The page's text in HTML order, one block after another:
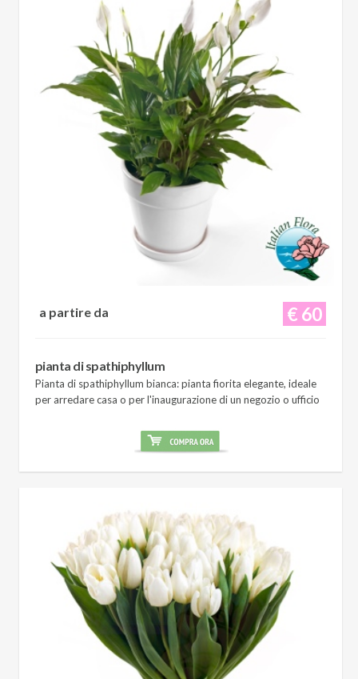
€ 60
a partire da
pianta di spathiphyllum
Pianta di spathiphyllum bianca: pianta fiorita elegante, ideale
per arredare casa o per l'inaugurazione di un negozio o ufficio